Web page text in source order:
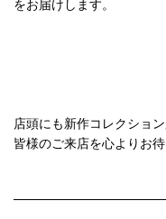
をお届けします。
店頭にも新作コレクショ
皆様のご来店を心よりお待